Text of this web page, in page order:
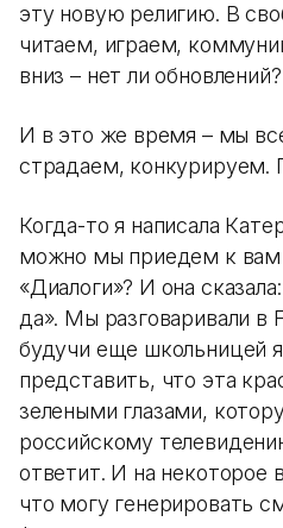
эту новую религию. В
читаем, играем,
вниз – нет ли обновлений?
И в это же время – мы
страдаем, конкурируем.
Когда-то я написала
можно мы приедем к вам
«Диалоги»? И она
да». Мы разговаривали в
будучи еще школьницей
представить, что эта
зелеными глазами,
российскому
ответит. И на некоторое
что могу генерировать